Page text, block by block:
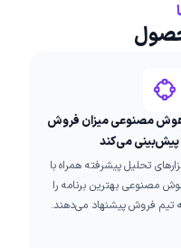
مصنوعی میزان فروش
پیش‌بینی می‌کند
تحلیل پیشرفته همراه با
مصنوعی بهترین برنامه را
تیم فروش پیشنهاد می‌دهند.